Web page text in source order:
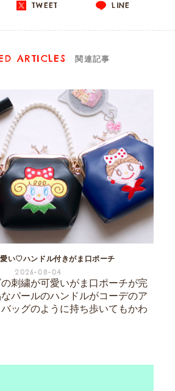
TWEET LINE
ARTICLES 関連記事
い♡ハンドル付きがま口ポーチ
2026-08-04
刺繍が可愛いがま口ポーチが完
パールのハンドルがコーデのア
ッグのように持ち歩いてもかわ